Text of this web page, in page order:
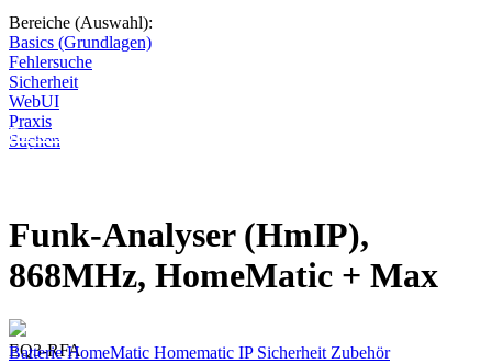
Bereiche (Auswahl):
Basics (Grundlagen)
Fehlersuche
Sicherheit
WebUI
Praxis
Suchen
Diese Seite wird nicht weitergeführt, bleibt aber als digitales Archiv
online. Vielen Dank für deinen Besuch!
Funk-Analyser (HmIP),
868MHz, HomeMatic + Max
EQ3-RFA
BatterieHomeMatic Homematic IP Sicherheit Zubehör